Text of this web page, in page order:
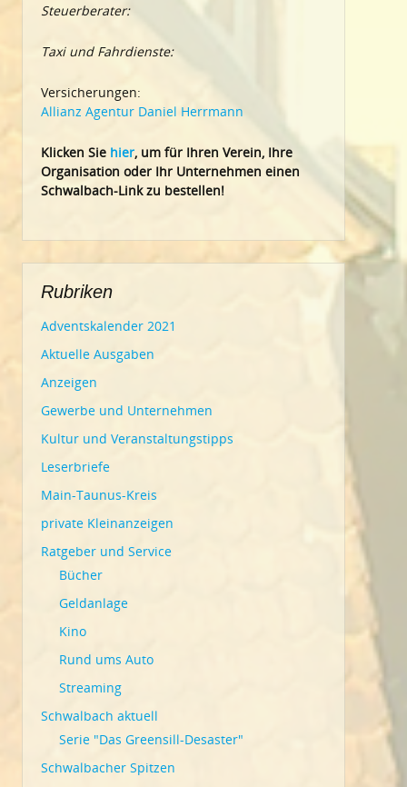
Steuerberater:
Taxi und Fahrdienste:
Versicherungen:
Allianz Agentur Daniel Herrmann
Klicken Sie hier, um für Ihren Verein, Ihre
Organisation oder Ihr Unternehmen einen
Schwalbach-Link zu bestellen!
Rubriken
Adventskalender 2021
Aktuelle Ausgaben
Anzeigen
Gewerbe und Unternehmen
Kultur und Veranstaltungstipps
Leserbriefe
Main-Taunus-Kreis
private Kleinanzeigen
Ratgeber und Service
Bücher
Geldanlage
Kino
Rund ums Auto
Streaming
Schwalbach aktuell
Serie "Das Greensill-Desaster"
Schwalbacher Spitzen